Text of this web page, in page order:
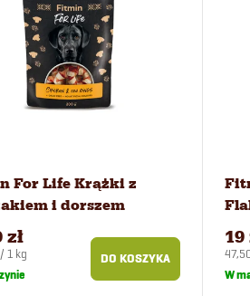
For Life Krążki z
i dorszem
dla psów 200 g
zł
1 kg DO KOSZYKA
19
Cena
W